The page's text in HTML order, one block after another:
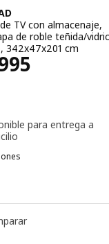
opiniones:
TV con almacenaje,
de roble teñida/
342x47x201 cm
$ 38995
para entrega a
TONSTAD, Mueble de